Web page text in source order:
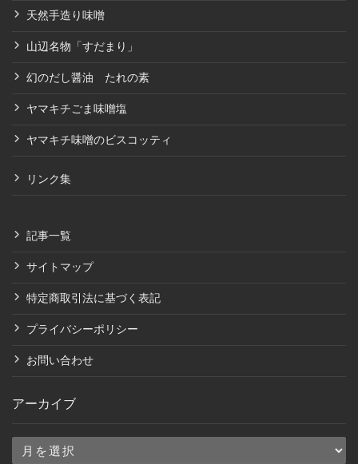
天然手造り味噌
山辺名物「すだまり」
幻のだし醤油 たれの素
ヤマキチごま味噌塩
ヤマキチ味噌のビスコッティ
リンク集
記事一覧
サイトマップ
特定商取引法に基づく表記
プライバシーポリシー
お問い合わせ
アーカイブ
ア